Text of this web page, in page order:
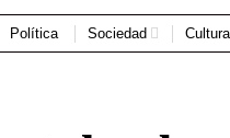
Política Sociedad Cultura